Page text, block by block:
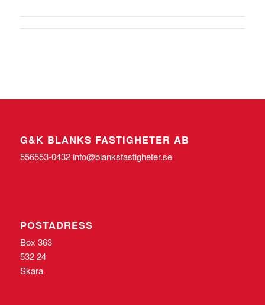
G&K BLANKS FASTIGHETER AB
556553-0432 info@blanksfastigheter.se
POSTADRESS
Box 363
532 24
Skara